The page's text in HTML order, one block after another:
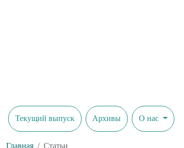
Текущий выпуск Архивы О нас
Главная Статьи